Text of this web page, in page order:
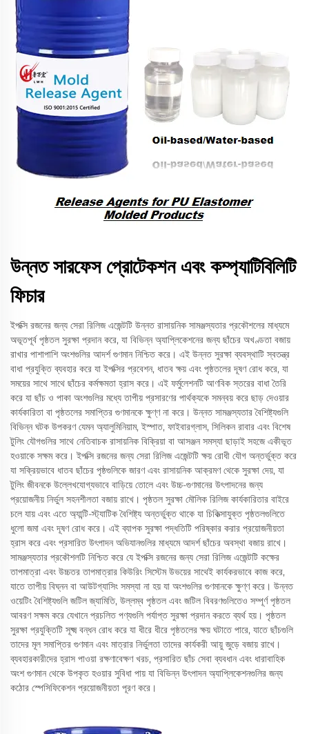
উন্নত সারফেস প্রোটেকশন এবং কম্প্যাটিবিলিটি
ফিচার
ইপক্সি রজনের জন্য সেরা রিলিজ এজেন্টটি উন্নত রাসায়নিক সামঞ্জস্যতার প্রকৌশলের মাধ্যমে
অভূতপূর্ব পৃষ্ঠতল সুরক্ষা প্রদান করে, যা বিভিন্ন অ্যাপ্লিকেশনের জন্য ছাঁচের অখণ্ডতা বজায়
রাখার পাশাপাশি অংশগুলির আদর্শ গুণমান নিশ্চিত করে। এই উন্নত সুরক্ষা ব্যবস্থাটি স্বতন্ত্র
বাধা প্রযুক্তি ব্যবহার করে যা ইপক্সির প্রবেশন, ধাতব ক্ষয় এবং পৃষ্ঠতলের দূষণ রোধ করে, যা
সময়ের সাথে সাথে ছাঁচের কর্মক্ষমতা হ্রাস করে। এই ফর্মুলেশনটি আণবিক স্তরের বাধা তৈরি
করে যা ছাঁচ ও পাকা অংশগুলির মধ্যে তাপীয় প্রসারণের পার্থক্যকে সমন্বয় করে ছাড় দেওয়ার
কার্যকারিতা বা পৃষ্ঠতলের সমাপ্তির গুণমানকে ক্ষুণ্ণ না করে। উন্নত সামঞ্জস্যতার বৈশিষ্ট্যগুলি
বিভিন্ন ঘটক উপকরণ যেমন অ্যালুমিনিয়াম, ইস্পাত, ফাইবারগ্লাস, সিলিকন রাবার এবং বিশেষ
টুলিং যৌগগুলির সাথে নেতিবাচক রাসায়নিক বিক্রিয়া বা আসঞ্জন সমস্যা ছাড়াই সহজে একীভূত
হওয়াকে সক্ষম করে। ইপক্সি রজনের জন্য সেরা রিলিজ এজেন্টটি ক্ষয় রোধী যৌগ অন্তর্ভুক্ত করে
যা সক্রিয়ভাবে ধাতব ছাঁচের পৃষ্ঠগুলিকে জারণ এবং রাসায়নিক আক্রমণ থেকে সুরক্ষা দেয়, যা
টুলিং জীবনকে উল্লেখযোগ্যভাবে বাড়িয়ে তোলে এবং উচ্চ-গুণমানের উৎপাদনের জন্য
প্রয়োজনীয় নির্ভুল সহনশীলতা বজায় রাখে। পৃষ্ঠতল সুরক্ষা মৌলিক রিলিজ কার্যকারিতার বাইরে
চলে যায় এবং এতে অ্যান্টি-স্ট্যাটিক বৈশিষ্ট্য অন্তর্ভুক্ত থাকে যা চিকিত্সাযুক্ত পৃষ্ঠতলগুলিতে
ধুলো জমা এবং দূষণ রোধ করে। এই ব্যাপক সুরক্ষা পদ্ধতিটি পরিষ্কার করার প্রয়োজনীয়তা
হ্রাস করে এবং প্রসারিত উৎপাদন অভিযানগুলির মাধ্যমে আদর্শ ছাঁচের অবস্থা বজায় রাখে।
সামঞ্জস্যতার প্রকৌশলটি নিশ্চিত করে যে ইপক্সি রজনের জন্য সেরা রিলিজ এজেন্টটি কক্ষের
তাপমাত্রা এবং উচ্চতর তাপমাত্রার কিউরিং সিস্টেম উভয়ের সাথেই কার্যকরভাবে কাজ করে,
যাতে তাপীয় বিঘ্নন বা আউটগ্যাসিং সমস্যা না হয় যা অংশগুলির গুণমানকে ক্ষুণ্ণ করে। উন্নত
ওয়েটিং বৈশিষ্ট্যগুলি জটিল জ্যামিতি, উল্লম্ব পৃষ্ঠতল এবং জটিল বিবরণগুলিতেও সম্পূর্ণ পৃষ্ঠতল
আবরণ সক্ষম করে যেখানে প্রচলিত পণ্যগুলি পর্যাপ্ত সুরক্ষা প্রদান করতে ব্যর্থ হয়। পৃষ্ঠতল
সুরক্ষা প্রযুক্তিটি সূক্ষ্ম বন্ধন রোধ করে যা ধীরে ধীরে পৃষ্ঠতলের ক্ষয় ঘটাতে পারে, যাতে ছাঁচগুলি
তাদের মূল সমাপ্তির গুণমান এবং মাত্রার নির্ভুলতা তাদের কার্যকরী আয়ু জুড়ে বজায় রাখে।
ব্যবহারকারীদের হ্রাস পাওয়া রক্ষণাবেক্ষণ খরচ, প্রসারিত ছাঁচ সেবা ব্যবধান এবং ধারাবাহিক
অংশ গুণমান থেকে উপকৃত হওয়ার সুবিধা পায় যা বিভিন্ন উৎপাদন অ্যাপ্লিকেশনগুলির জন্য
কঠোর স্পেসিফিকেশন প্রয়োজনীয়তা পূরণ করে।